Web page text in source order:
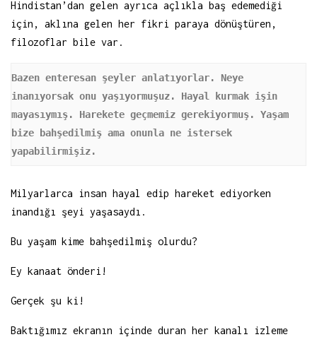
Hindistan’dan gelen ayrıca açlıkla baş edemediği
için, aklına gelen her fikri paraya dönüştüren,
filozoflar bile var.
Bazen enteresan şeyler anlatıyorlar. Neye
inanıyorsak onu yaşıyormuşuz. Hayal kurmak işin
mayasıymış. Harekete geçmemiz gerekiyormuş. Yaşam
bize bahşedilmiş ama onunla ne istersek
yapabilirmişiz.
Milyarlarca insan hayal edip hareket ediyorken
inandığı şeyi yaşasaydı.
Bu yaşam kime bahşedilmiş olurdu?
Ey kanaat önderi!
Gerçek şu ki!
Baktığımız ekranın içinde duran her kanalı izleme